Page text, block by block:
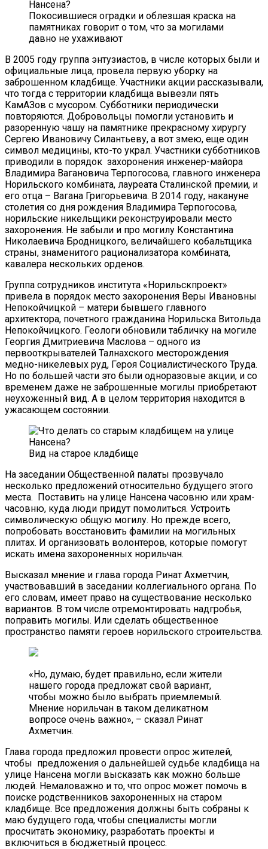
Покосившиеся оградки и облезшая краска на
памятниках говорит о том, что за могилами
давно не ухаживают
В 2005 году группа энтузиастов, в числе которых были и
официальные лица, провела первую уборку на
заброшенном кладбище. Участники акции рассказывали,
что тогда с территории кладбища вывезли пять
КамАЗов с мусором. Субботники периодически
повторяются. Добровольцы помогли установить и
разоренную чашу на памятнике прекрасному хирургу
Сергею Ивановичу Силантьеву, а вот змею, еще один
символ медицины, кто-то украл. Участники субботников
приводили в порядок захоронения инженер-майора
Владимира Вагановича Терпогосова, главного инженера
Норильского комбината, лауреата Сталинской премии, и
его отца – Вагана Григорьевича. В 2014 году, накануне
столетия со дня рождения Владимира Терпогосова,
норильские никельщики реконструировали место
захоронения. Не забыли и про могилу Константина
Николаевича Бродницкого, величайшего кобальтщика
страны, знаменитого рационализатора комбината,
кавалера нескольких орденов.
Группа сотрудников института «Норильскпроект»
привела в порядок место захоронения Веры Ивановны
Непокойчицкой – матери бывшего главного
архитектора, почетного гражданина Норильска Витольда
Непокойчицкого. Геологи обновили табличку на могиле
Георгия Дмитриевича Маслова – одного из
первооткрывателей Талнахского месторождения
медно-никелевых руд, Героя Социалистического Труда.
Но по большей части это были одноразовые акции, и со
временем даже не заброшенные могилы приобретают
неухоженный вид. А в целом территория находится в
ужасающем состоянии.
Вид на старое кладбище
На заседании Общественной палаты прозвучало
несколько предложений относительно будущего этого
места. Поставить на улице Нансена часовню или храм-
часовню, куда люди придут помолиться. Устроить
символическую общую могилу. Но прежде всего,
попробовать восстановить фамилии на могильных
плитах. И организовать волонтеров, которые помогут
искать имена захороненных норильчан.
Высказал мнение и глава города Ринат Ахметчин,
участвовавший в заседании коллегиального органа. По
его словам, имеет право на существование несколько
вариантов. В том числе отремонтировать надгробья,
поправить могилы. Или сделать общественное
пространство памяти героев норильского строительства.
«Но, думаю, будет правильно, если жители
нашего города предложат свой вариант,
чтобы можно было выбрать приемлемый.
Мнение норильчан в таком деликатном
вопросе очень важно», – сказал Ринат
Ахметчин.
Глава города предложил провести опрос жителей,
чтобы предложения о дальнейшей судьбе кладбища на
улице Нансена могли высказать как можно больше
людей. Немаловажно и то, что опрос может помочь в
поиске родственников захороненных на старом
кладбище. Все предложения должны быть собраны к
маю будущего года, чтобы специалисты могли
просчитать экономику, разработать проекты и
включиться в бюджетный процесс.